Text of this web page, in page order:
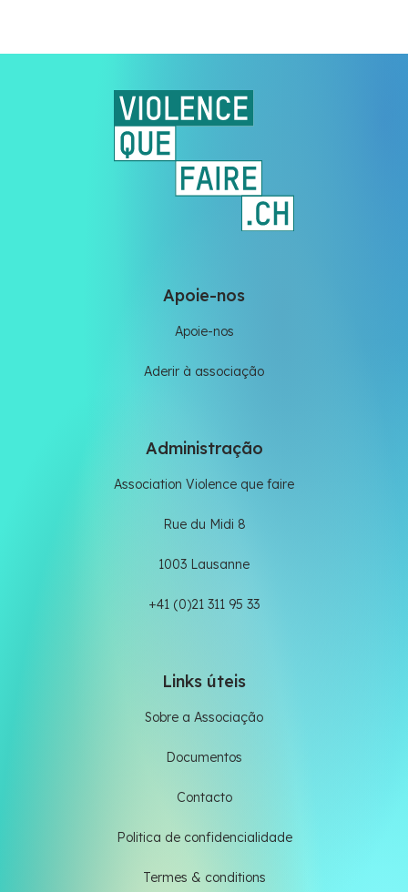
Apoie-nos
Apoie-nos
Aderir à associação
Administração
Association Violence que faire
Rue du Midi 8
1003 Lausanne
+41 (0)21 311 95 33
Links úteis
Sobre a Associação
Documentos
Contacto
Politica de confidencialidade
Termes & conditions